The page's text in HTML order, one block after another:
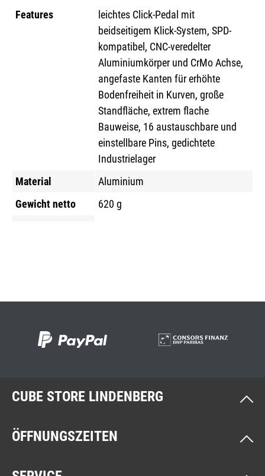
Features
leichtes Click-Pedal mit
beidseitigem Klick-System, SPD-
kompatibel, CNC-veredelter
Aluminiumkörper und CrMo Achse,
angefaste Kanten für erhöhte
Bodenfreiheit in Kurven, große
Standfläche, extrem flache
Bauweise, 16 austauschbare und
einstellbare Pins, gedichtete
Industrielager
Material
Aluminium
Gewicht netto
620 g
CUBE STORE LINDENBERG
ÖFFNUNGSZEITEN